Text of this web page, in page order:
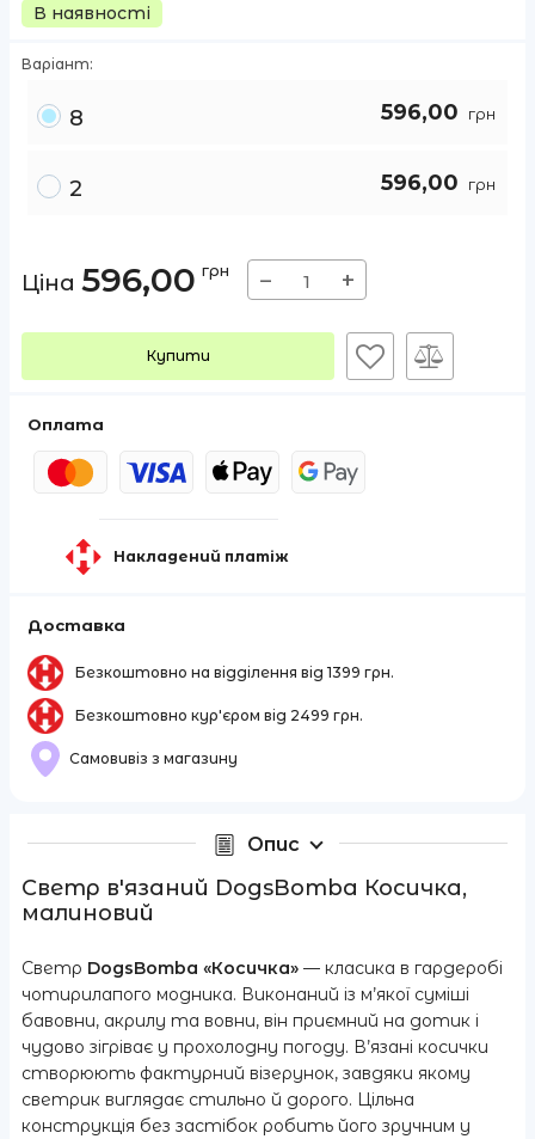
В наявності
Варіант:
8 596,00 грн
2 596,00 грн
Ціна 596,00 грн − +
Купити
Оплата
Накладений платіж
Доставка
Безкоштовно на відділення від 1399 грн.
Безкоштовно кур'єром від 2499 грн.
Самовивіз з магазину
Опис
Светр в'язаний DogsBomba Косичка,
малиновий
Светр DogsBomba «Косичка» — класика в гардеробі
чотирилапого модника. Виконаний із м’якої суміші
бавовни, акрилу та вовни, він приємний на дотик і
чудово зігріває у прохолодну погоду. В’язані косички
створюють фактурний візерунок, завдяки якому
светрик виглядає стильно й дорого. Цільна
конструкція без застібок робить його зручним у